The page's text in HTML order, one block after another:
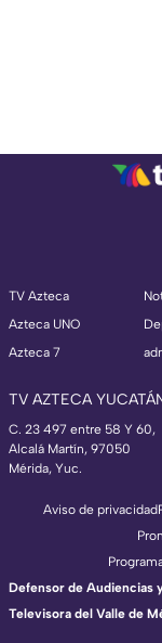
TV Azteca
Azteca UNO
Azteca 7
TV AZTECA
C. 23 497 entre 58 Y 60,
Alcalá Martín, 97050
Mérida, Yuc.
Aviso de privacidad
Defensor de Audiencias
Televisora del Valle de